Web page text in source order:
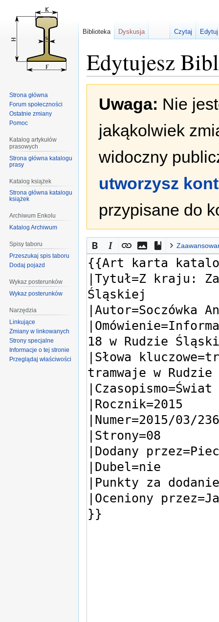
Edytujesz
nawigacji
wyszukiwania
Uwaga: Nie
jakąkolwiek
widoczny
utworzysz
przypisane do
Biblioteka Dyskusja Czytaj
Strona główna
Forum społeczności
Ostatnie zmiany
Pomoc
Katalog artykułów
prasowych
Strona główna katalogu
prasy
Katalog książek
Strona główna katalogu
książek
Archiwum Enkolu
Katalog Archiwum
Spisy taboru
Przeszukaj spis taboru
Dodaj pojazd
Wykaz posterunków
Wykaz posterunków
Narzędzia
Linkujące
Zmiany w linkowanych
Strony specjalne
Informacje o tej stronie
Przeglądaj właściwości